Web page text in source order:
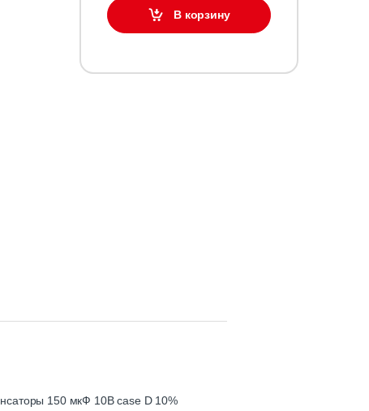
В корзину
150 мкФ 10В case D 10%